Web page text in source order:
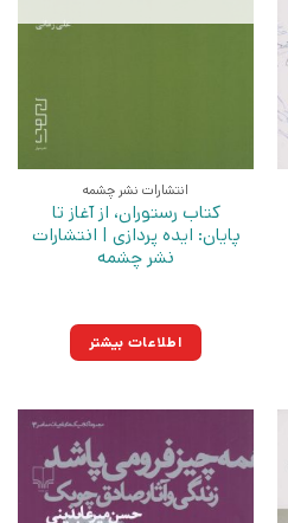
انتشارات نشر چشمه
کتاب رستوران، از آغاز تا
پایان: ایده پردازی | انتشارات
نشر چشمه
اطلاعات بیشتر